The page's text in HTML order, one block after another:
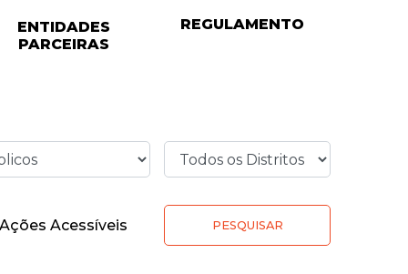
ENTIDADES
PARCEIRAS
REGULAMENTO
Acessíveis PESQUISAR